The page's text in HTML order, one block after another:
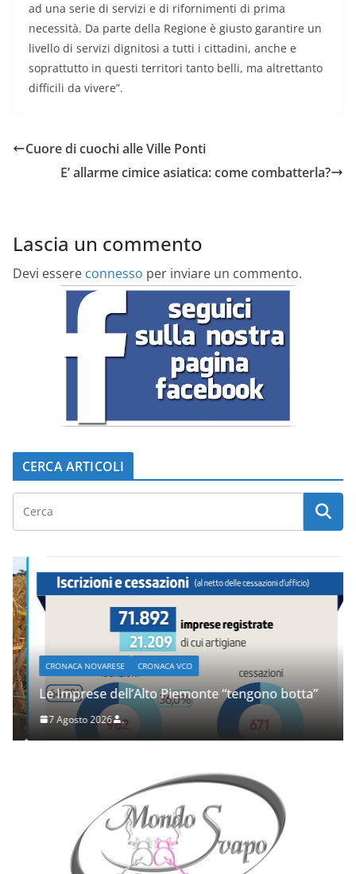
ad una serie di servizi e di rifornimenti di prima
necessità. Da parte della Regione è giusto garantire un
livello di servizi dignitosi a tutti i cittadini, anche e
soprattutto in questi territori tanto belli, ma altrettanto
difficili da vivere”.
Cuore di cuochi alle Ville Ponti
E’ allarme cimice asiatica: come combatterla?
Lascia un commento
Devi essere connesso per inviare un commento.
CERCA ARTICOLI
CRONACA NOVARESE CRONACA VCO
Le Imprese dell’Alto Piemonte “tengono botta”
7 Agosto 2026 .